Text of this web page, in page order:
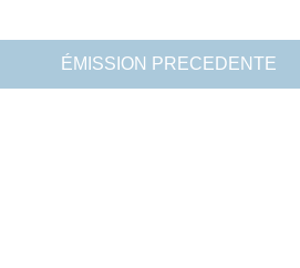
ÉMISSION PRECEDENTE